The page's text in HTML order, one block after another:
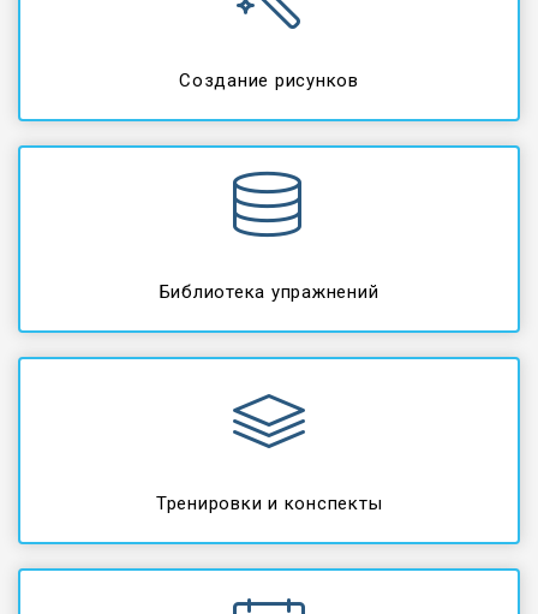
Создание рисунков
Библиотека упражнений
Тренировки и конспекты